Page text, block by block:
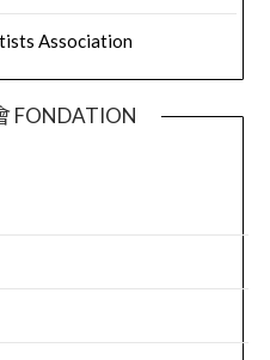
Association
FONDATION